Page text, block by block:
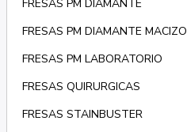
FRESAS PM DIAMANTE
FRESAS PM DIAMANTE MACIZO
FRESAS PM LABORATORIO
FRESAS QUIRURGICAS
FRESAS STAINBUSTER